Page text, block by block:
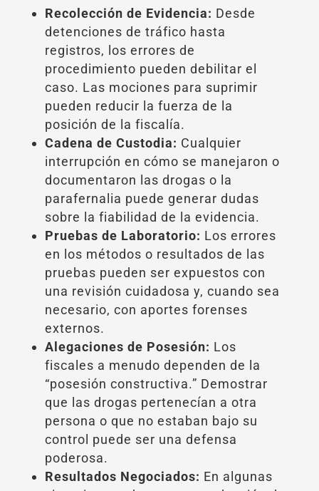
Recolección de Evidencia: Desde
detenciones de tráfico hasta
registros, los errores de
procedimiento pueden debilitar el
caso. Las mociones para suprimir
pueden reducir la fuerza de la
posición de la fiscalía.
Cadena de Custodia: Cualquier
interrupción en cómo se manejaron o
documentaron las drogas o la
parafernalia puede generar dudas
sobre la fiabilidad de la evidencia.
Pruebas de Laboratorio: Los errores
en los métodos o resultados de las
pruebas pueden ser expuestos con
una revisión cuidadosa y, cuando sea
necesario, con aportes forenses
externos.
Alegaciones de Posesión: Los
fiscales a menudo dependen de la
“posesión constructiva.” Demostrar
que las drogas pertenecían a otra
persona o que no estaban bajo su
control puede ser una defensa
poderosa.
Resultados Negociados: En algunas